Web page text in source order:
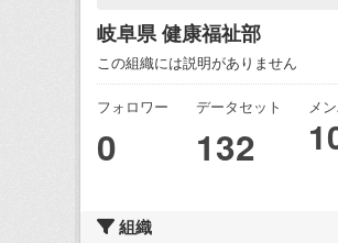
岐阜県 健康福祉部
この組織には説明がありません
フォロワー
0
データセット
132
メ
組織